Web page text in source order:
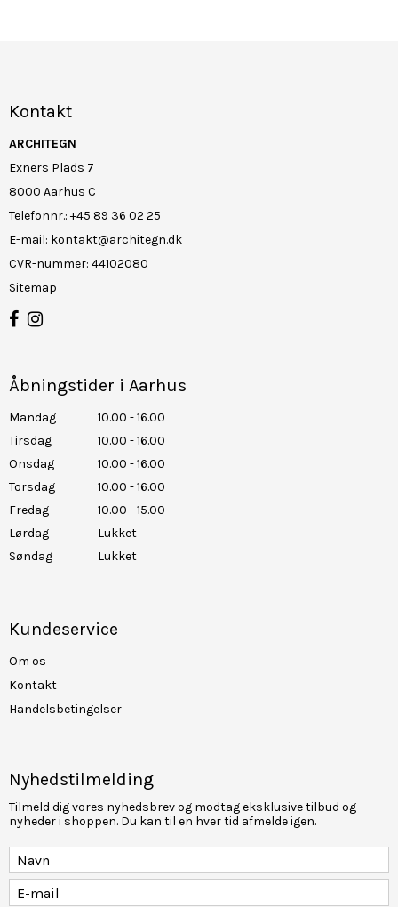
Kontakt
ARCHITEGN
Exners Plads 7
8000 Aarhus C
Telefonnr.: +45 89 36 02 25
E-mail: kontakt@architegn.dk
CVR-nummer: 44102080
Sitemap
Åbningstider i Aarhus
Mandag
10.00 - 16.00
Tirsdag
10.00 - 16.00
Onsdag
10.00 - 16.00
Torsdag
10.00 - 16.00
Fredag
10.00 - 15.00
Lørdag
Lukket
Søndag
Lukket
Kundeservice
Om os
Kontakt
Handelsbetingelser
Nyhedstilmelding
Tilmeld dig vores nyhedsbrev og modtag eksklusive tilbud og
nyheder i shoppen. Du kan til en hver tid afmelde igen.